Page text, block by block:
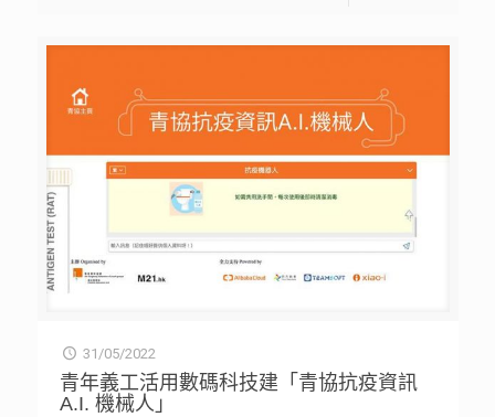
31/05/2022
青年義工活用數碼科技建「青協抗疫資訊
A.I. 機械人」